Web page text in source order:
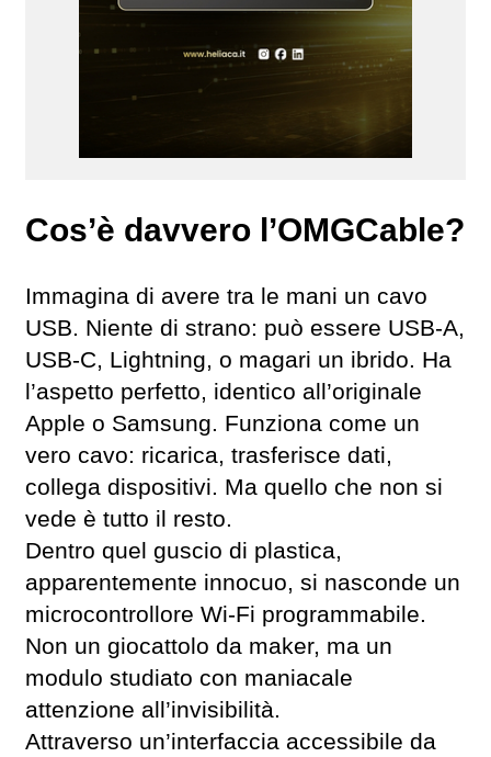
Cos’è davvero l’OMGCable?
Immagina di avere tra le mani un cavo
USB. Niente di strano: può essere USB-A,
USB-C, Lightning, o magari un ibrido. Ha
l’aspetto perfetto, identico all’originale
Apple o Samsung. Funziona come un
vero cavo: ricarica, trasferisce dati,
collega dispositivi. Ma quello che non si
vede è tutto il resto.
Dentro quel guscio di plastica,
apparentemente innocuo, si nasconde un
microcontrollore Wi-Fi programmabile.
Non un giocattolo da maker, ma un
modulo studiato con maniacale
attenzione all’invisibilità.
Attraverso un’interfaccia accessibile da